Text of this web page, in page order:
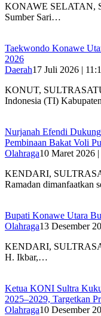
KONAWE SELATAN,
Sumber Sari…
Taekwondo Konawe
2026
Daerah17 Juli 2026 |
KONUT,
Indonesia (TI)
Nurjanah Efendi
Pembinaan Bakat Voli
Olahraga10 Maret 2026
KENDARI,
Ramadan dimanfaatkan
Bupati Konawe Utara
Olahraga13 Desember
KENDARI,
H. Ikbar,…
Ketua KONI Sultra
2025–2029, Targetkan
Olahraga10 Desember